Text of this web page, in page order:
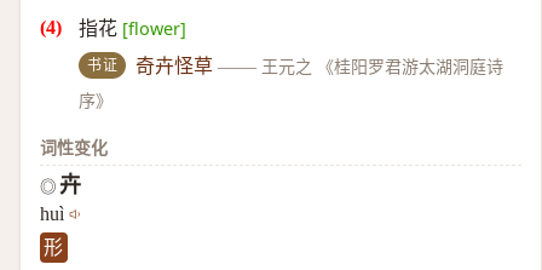
指花 [flower]
书证 奇卉怪草 —— 王元之 《桂阳罗君游太湖洞庭诗
序》
词性变化
◎ 卉
huì
形